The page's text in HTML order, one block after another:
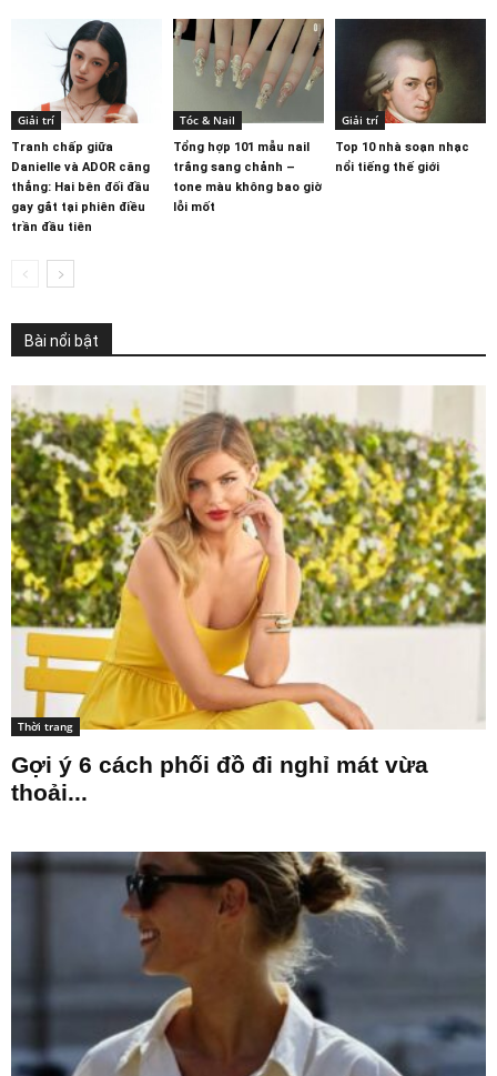
Giải trí
Tranh chấp giữa
Danielle và ADOR căng
thẳng: Hai bên đối đầu
gay gắt tại phiên điều
trần đầu tiên
Tóc & Nail
Tổng hợp 101 mẫu nail
trắng sang chảnh –
tone màu không bao giờ
lỗi mốt
Giải trí
Top 10 nhà soạn nhạc
nổi tiếng thế giới
Bài nổi bật
Thời trang
Gợi ý 6 cách phối đồ đi nghỉ mát vừa
thoải...